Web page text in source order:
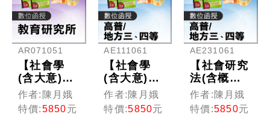
AR071051
【社會學
(含大意)】
教育研究所
(光碟版函
授)
作者:陳月娥
特價:5850元
AE111061
【社會學
(含大意)】
高普考／三
四等特考
(光碟版函
作者:陳月娥
特價:5850元
AE231061
【社會研究
法(含概
要)】 高普
考／三四等
特考(光碟
作者:陳月娥
特價:5850元